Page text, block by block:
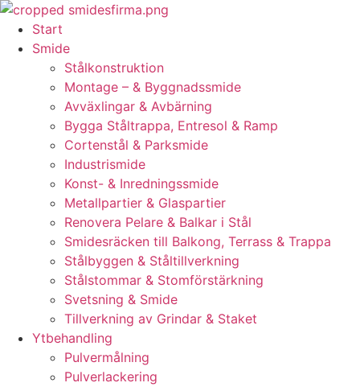
Skip
content
Start
Smide
Stålkonstruktion
Montage – & Byggnadssmide
Avväxlingar & Avbärning
Bygga Ståltrappa, Entresol & Ramp
Cortenstål & Parksmide
Industrismide
Konst- & Inredningssmide
Metallpartier & Glaspartier
Renovera Pelare & Balkar i Stål
Smidesräcken till Balkong, Terrass & Trappa
Stålbyggen & Ståltillverkning
Stålstommar & Stomförstärkning
Svetsning & Smide
Tillverkning av Grindar & Staket
Ytbehandling
Pulvermålning
Pulverlackering